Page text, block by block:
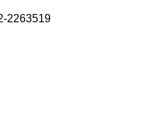
2263519